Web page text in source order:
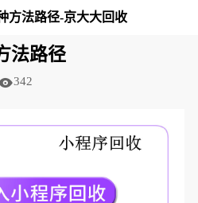
方法路径-京大大回收
法路径
342